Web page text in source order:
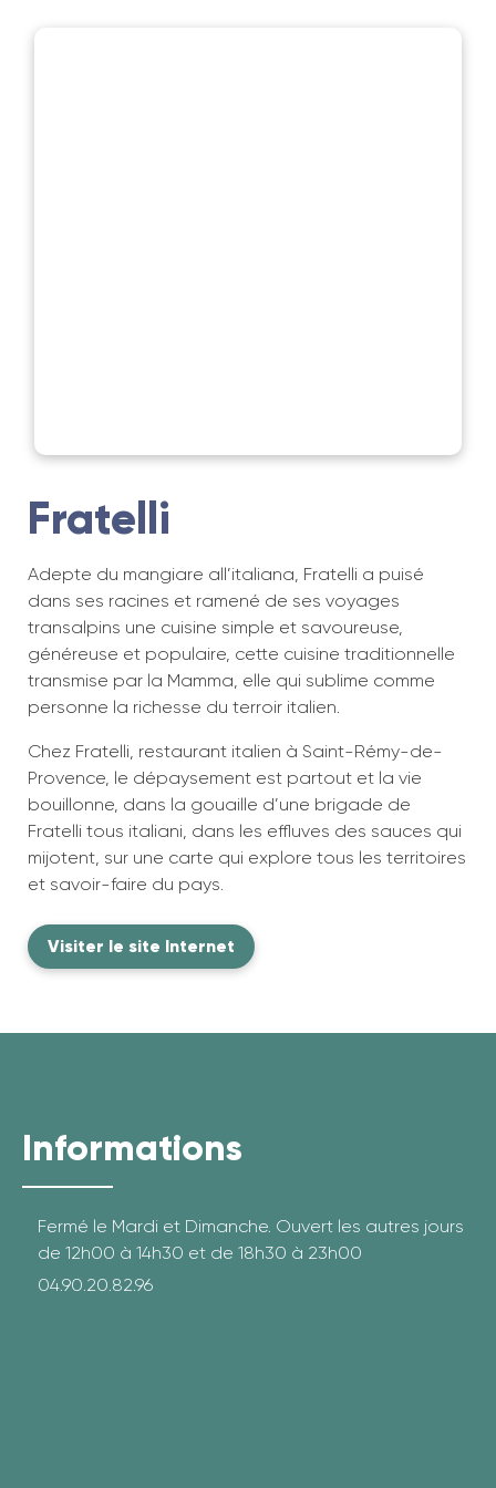
Fratelli
Adepte du mangiare all’italiana, Fratelli a puisé
dans ses racines et ramené de ses voyages
transalpins une cuisine simple et savoureuse,
généreuse et populaire, cette cuisine traditionnelle
transmise par la Mamma, elle qui sublime comme
personne la richesse du terroir italien.
Chez Fratelli, restaurant italien à Saint-Rémy-de-
Provence, le dépaysement est partout et la vie
bouillonne, dans la gouaille d’une brigade de
Fratelli tous italiani, dans les effluves des sauces qui
mijotent, sur une carte qui explore tous les territoires
et savoir-faire du pays.
Visiter le site Internet
Informations
Fermé le Mardi et Dimanche. Ouvert les autres jours
de 12h00 à 14h30 et de 18h30 à 23h00
04.90.20.82.96